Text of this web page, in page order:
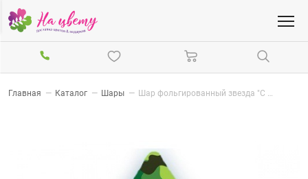
Главная — Каталог — Шары — Шар фольгированный звезда "С праздником" камуфляж военный, 56 см